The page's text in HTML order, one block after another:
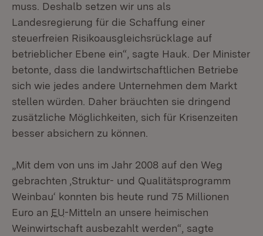
muss. Deshalb setzen wir uns als
Landesregierung für die Schaffung einer
steuerfreien Risikoausgleichsrücklage auf
betrieblicher Ebene ein“, sagte Hauk. Der Minister
betonte, dass die landwirtschaftlichen Betriebe
sich wie jedes andere Unternehmen dem Markt
stellen würden. Daher bräuchten sie dringend
zusätzliche Möglichkeiten, sich für Krisenzeiten
besser absichern zu können.
„Mit dem von uns im Jahr 2008 auf den Weg
gebrachten ‚Struktur- und Qualitätsprogramm
Weinbau‘ konnten bis heute rund 75 Millionen
Euro an EU-Mitteln an unsere heimischen
Weinwirtschaft ausbezahlt werden“, sagte